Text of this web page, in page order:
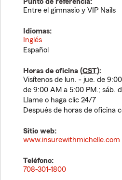
Entre el gimnasio y VIP Nails
Idiomas:
Inglés
Español
Horas de oficina (CST):
Visítenos de lun. - jue. de
de 9:00 AM a 5:00 PM.; sáb.
Llame o haga clic 24/7
Después de horas de oficina
Sitio web:
www.insurewithmichelle.com
Teléfono:
708-301-1800